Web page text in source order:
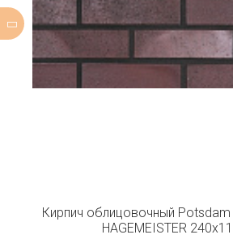
Кирпич облицовочный Potsdam
HAGEMEISTER